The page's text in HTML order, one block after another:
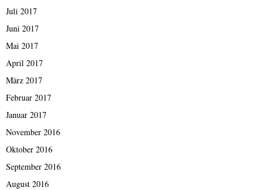
Juli 2017
Juni 2017
Mai 2017
April 2017
März 2017
Februar 2017
Januar 2017
November 2016
Oktober 2016
September 2016
August 2016